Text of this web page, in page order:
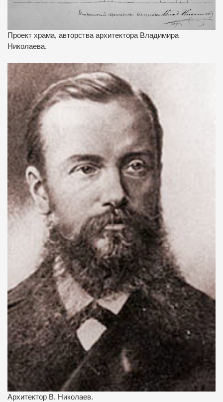
Проект храма, авторства архитектора Владимира
Николаева.
Архитектор В. Николаев.